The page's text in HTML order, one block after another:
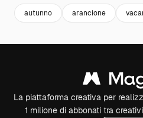
autunno arancione
La piattaforma creativa per
1 milione di abbonati tra